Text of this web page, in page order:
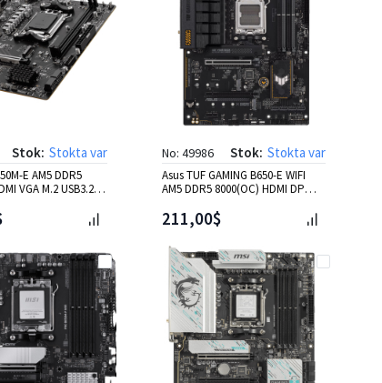
Stok: Stokta var
E AM5 DDR5
VGA M.2 USB3.2
No: 49986 Stok: Stokta var
Asus TUF GAMING B650-E WIFI
AM5 DDR5 8000(OC) HDMI DP
211,00$